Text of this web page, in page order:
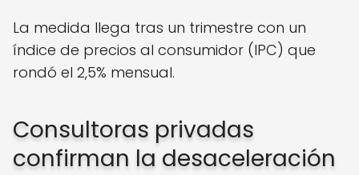
La medida llega tras un trimestre con un
índice de precios al consumidor (IPC) que
rondó el 2,5% mensual.
Consultoras privadas
confirman la desaceleración